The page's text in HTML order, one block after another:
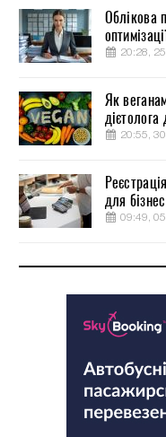
Облікова
20:28,
Як
дієтолога
20:55,
для
09:49,